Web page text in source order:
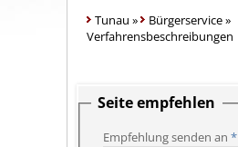
Tunau » Bürgerservice»
Verfahrensbeschreibungen
Seite empfehlen
Empfehlung senden an *